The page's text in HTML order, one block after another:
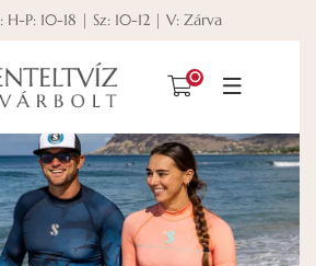
H-P: 10-18 | Sz: 10-12 | V: Zárva
0